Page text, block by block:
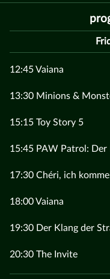
12:45 Vaiana
13:30 Minions &
15:15 Toy Story 5
15:45 PAW Patrol: Der
17:30 Chéri, ich
18:00 Vaiana
19:30 Der Klang der
20:30 The Invite